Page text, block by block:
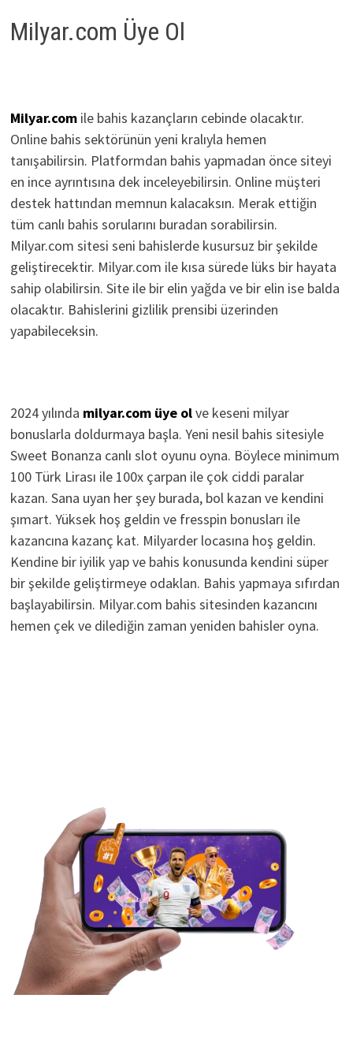
Milyar.com Üye Ol
Milyar.comile bahis kazançların cebinde olacaktır.
Online bahis sektörünün yeni kralıyla hemen
tanışabilirsin. Platformdan bahis yapmadan önce siteyi
en ince ayrıntısına dek inceleyebilirsin. Online müşteri
destek hattından memnun kalacaksın. Merak ettiğin
tüm canlı bahis sorularını buradan sorabilirsin.
Milyar.com sitesi seni bahislerde kusursuz bir şekilde
geliştirecektir. Milyar.com ile kısa sürede lüks bir hayata
sahip olabilirsin. Site ile bir elin yağda ve bir elin ise balda
olacaktır. Bahislerini gizlilik prensibi üzerinden
yapabileceksin.
2024 yılında milyar.com üye olve keseni milyar
bonuslarla doldurmaya başla. Yeni nesil bahis sitesiyle
Sweet Bonanza canlı slot oyunu oyna. Böylece minimum
100 Türk Lirası ile 100x çarpan ile çok ciddi paralar
kazan. Sana uyan her şey burada, bol kazan ve kendini
şımart. Yüksek hoş geldin ve fresspin bonusları ile
kazancına kazanç kat. Milyarder locasına hoş geldin.
Kendine bir iyilik yap ve bahis konusunda kendini süper
bir şekilde geliştirmeye odaklan. Bahis yapmaya sıfırdan
başlayabilirsin. Milyar.com bahis sitesinden kazancını
hemen çek ve dilediğin zaman yeniden bahisler oyna.